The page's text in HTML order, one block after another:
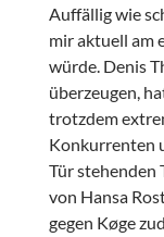
Auffällig wie
mir aktuell am
würde. Denis
überzeugen,
trotzdem
Konkurrenten
Tür stehenden
von Hansa
gegen Køge